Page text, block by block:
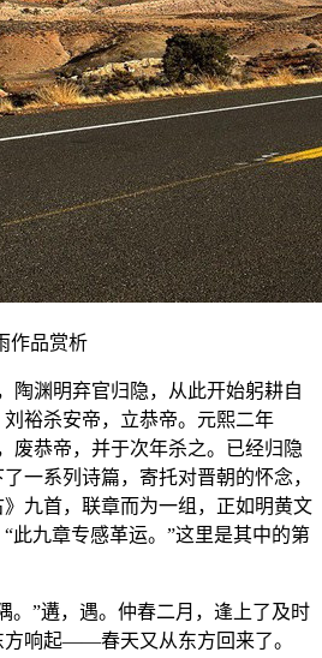
作品赏析
陶渊明弃官归隐，从此开始躬耕自
裕杀安帝，立恭帝。元熙二年
废恭帝，并于次年杀之。已经归隐
一系列诗篇，寄托对晋朝的怀念，
九首，联章而为一组，正如明黄文
此九章专感革运。”这里是其中的第
。”遘，遇。仲春二月，逢上了及时
方响起——春天又从东方回来了。